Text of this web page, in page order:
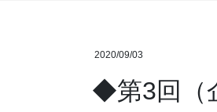
2020/09/03
◆第3回（